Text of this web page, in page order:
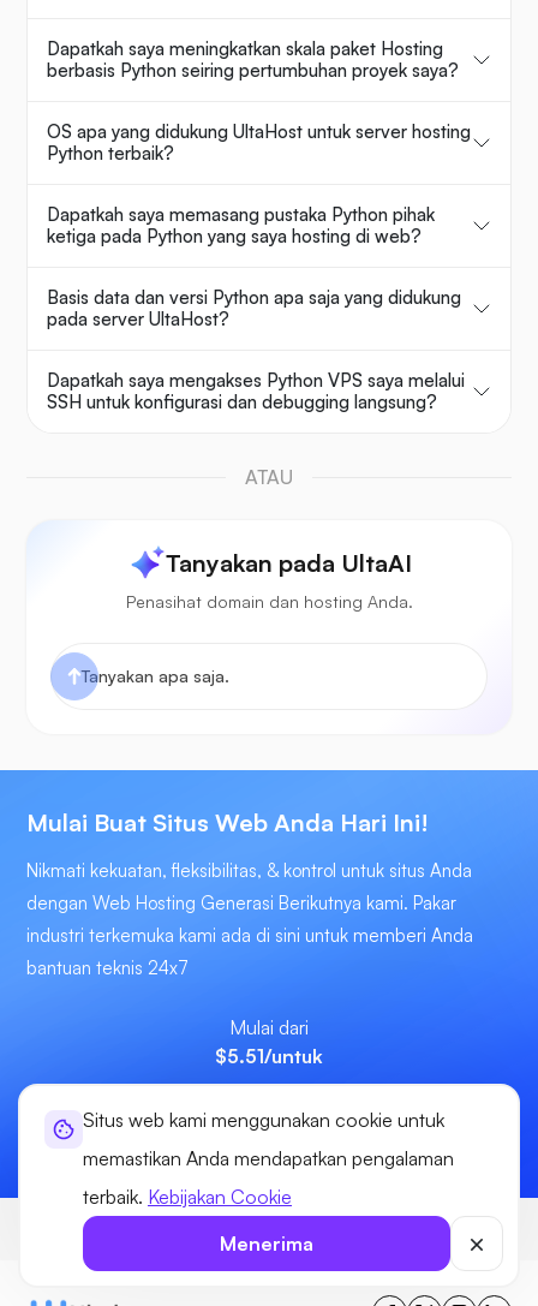
Situs web kami menggunakan cookie untuk
memastikan Anda mendapatkan pengalaman
terbaik. Kebijakan Cookie
Menerima
Dapatkah saya meningkatkan skala paket Hosting
berbasis Python seiring pertumbuhan proyek saya?
OS apa yang didukung UltaHost untuk server hosting
Python terbaik?
Dapatkah saya memasang pustaka Python pihak
ketiga pada Python yang saya hosting di web?
Basis data dan versi Python apa saja yang didukung
pada server UltaHost?
Dapatkah saya mengakses Python VPS saya melalui
SSH untuk konfigurasi dan debugging langsung?
ATAU
Tanyakan pada UltaAI
Penasihat domain dan hosting Anda.
Mulai Buat Situs Web Anda Hari Ini!
Nikmati kekuatan, fleksibilitas, & kontrol untuk situs Anda
dengan Web Hosting Generasi Berikutnya kami. Pakar
industri terkemuka kami ada di sini untuk memberi Anda
bantuan teknis 24x7
Mulai dari
$5.51/untuk
Mulai sekarang
Ultahost